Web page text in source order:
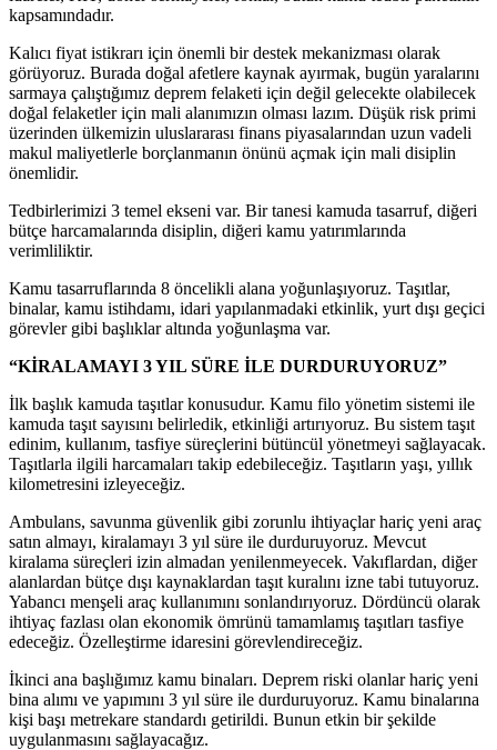
kapsamındadır.
Kalıcı fiyat istikrarı için önemli bir destek mekanizması olarak
görüyoruz. Burada doğal afetlere kaynak ayırmak, bugün yaralarını
sarmaya çalıştığımız deprem felaketi için değil gelecekte olabilecek
doğal felaketler için mali alanımızın olması lazım. Düşük risk primi
üzerinden ülkemizin uluslararası finans piyasalarından uzun vadeli
makul maliyetlerle borçlanmanın önünü açmak için mali disiplin
önemlidir.
Tedbirlerimizi 3 temel ekseni var. Bir tanesi kamuda tasarruf, diğeri
bütçe harcamalarında disiplin, diğeri kamu yatırımlarında
verimliliktir.
Kamu tasarruflarında 8 öncelikli alana yoğunlaşıyoruz. Taşıtlar,
binalar, kamu istihdamı, idari yapılanmadaki etkinlik, yurt dışı geçici
görevler gibi başlıklar altında yoğunlaşma var.
“KİRALAMAYI 3 YIL SÜRE İLE DURDURUYORUZ”
İlk başlık kamuda taşıtlar konusudur. Kamu filo yönetim sistemi ile
kamuda taşıt sayısını belirledik, etkinliği artırıyoruz. Bu sistem taşıt
edinim, kullanım, tasfiye süreçlerini bütüncül yönetmeyi sağlayacak.
Taşıtlarla ilgili harcamaları takip edebileceğiz. Taşıtların yaşı, yıllık
kilometresini izleyeceğiz.
Ambulans, savunma güvenlik gibi zorunlu ihtiyaçlar hariç yeni araç
satın almayı, kiralamayı 3 yıl süre ile durduruyoruz. Mevcut
kiralama süreçleri izin almadan yenilenmeyecek. Vakıflardan, diğer
alanlardan bütçe dışı kaynaklardan taşıt kuralını izne tabi tutuyoruz.
Yabancı menşeli araç kullanımını sonlandırıyoruz. Dördüncü olarak
ihtiyaç fazlası olan ekonomik ömrünü tamamlamış taşıtları tasfiye
edeceğiz. Özelleştirme idaresini görevlendireceğiz.
İkinci ana başlığımız kamu binaları. Deprem riski olanlar hariç yeni
bina alımı ve yapımını 3 yıl süre ile durduruyoruz. Kamu binalarına
kişi başı metrekare standardı getirildi. Bunun etkin bir şekilde
uygulanmasını sağlayacağız.